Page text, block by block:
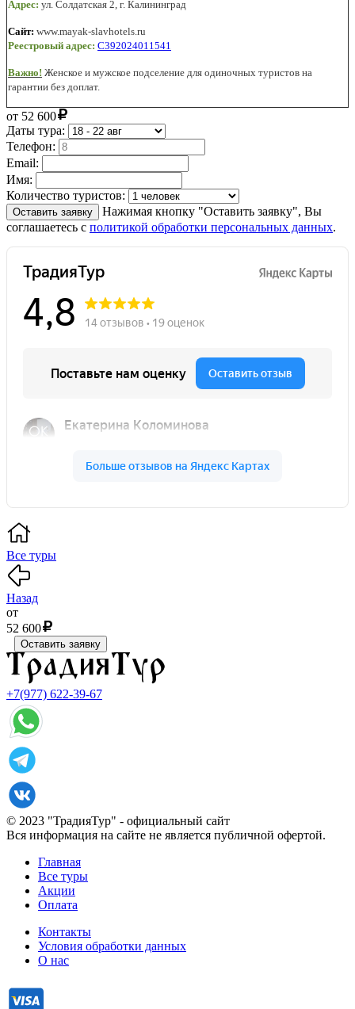
Адрес: ул. Солдатская 2, г. Калининград
Сайт: www.mayak-slavhotels.ru
Реестровый адрес: С392024011541
Важно! Женское и мужское подселение для одиночных туристов на
гарантии без доплат.
от 52 600
Даты тура:
Телефон:
Email:
Имя:
Количество туристов:
Оставить заявку
Нажимая кнопку "Оставить заявку", Вы
соглашаетесь с политикой обработки персональных данных.
Все туры
Назад
от
52 600
Оставить заявку
+7(977) 622-39-67
© 2023 "ТрадияТур" - официальный сайт
Вся информация на сайте не является публичной офертой.
Главная
Все туры
Акции
Оплата
Контакты
Условия обработки данных
О нас